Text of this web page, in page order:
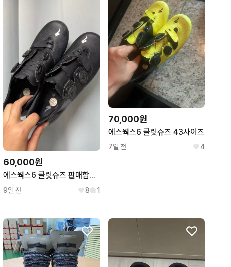
60,000원
에스웍스6 클릿슈즈 판매합니다
9일 전 8 1
70,000원
에스웍스6 클릿슈즈 43사이즈
7일 전 4